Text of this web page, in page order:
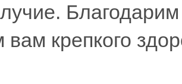
крепкого